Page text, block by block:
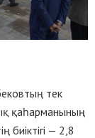
тек
қаһарманының
биіктігі — 2,8